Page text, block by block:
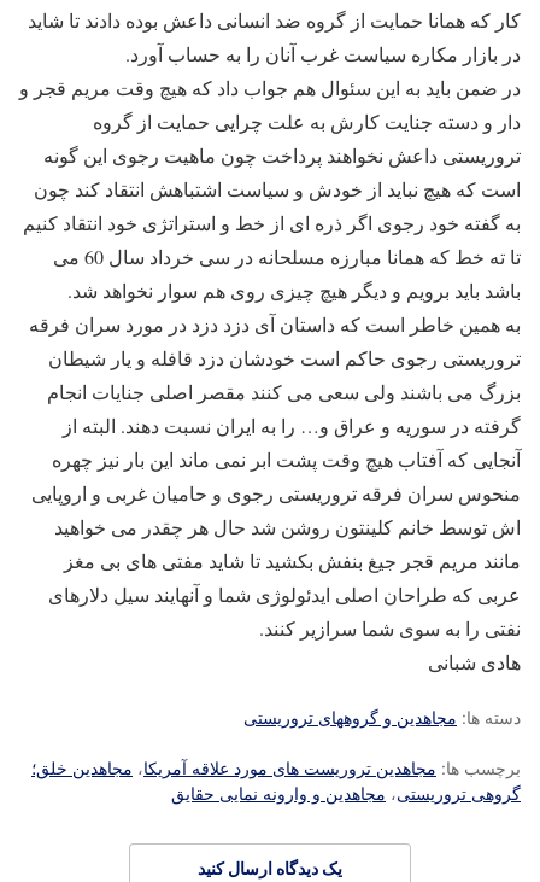
کار که همانا حمایت از گروه ضد انسانی داعش بوده دادند تا شاید
در بازار مکاره سیاست غرب آنان را به حساب آورد.
در ضمن باید به این سئوال هم جواب داد که هیچ وقت مریم قجر و
دار و دسته جنایت کارش به علت چرایی حمایت از گروه
تروریستی داعش نخواهند پرداخت چون ماهیت رجوی این گونه
است که هیچ نباید از خودش و سیاست اشتباهش انتقاد کند چون
به گفته خود رجوی اگر ذره ای از خط و استراتژی خود انتقاد کنیم
تا ته خط که همانا مبارزه مسلحانه در سی خرداد سال 60 می
باشد باید برویم و دیگر هیچ چیزی روی هم سوار نخواهد شد.
به همین خاطر است که داستان آی دزد دزد در مورد سران فرقه
تروریستی رجوی حاکم است خودشان دزد قافله و یار شیطان
بزرگ می باشند ولی سعی می کنند مقصر اصلی جنایات انجام
گرفته در سوریه و عراق و… را به ایران نسبت دهند. البته از
آنجایی که آفتاب هیچ وقت پشت ابر نمی ماند این بار نیز چهره
منحوس سران فرقه تروریستی رجوی و حامیان غربی و اروپایی
اش توسط خانم کلینتون روشن شد حال هر چقدر می خواهید
مانند مریم قجر جیغ بنفش بکشید تا شاید مفتی های بی مغز
عربی که طراحان اصلی ایدئولوژی شما و آنهایند سیل دلارهای
نفتی را به سوی شما سرازیر کنند.
هادی شبانی
دسته ها: مجاهدین و گروههای تروریستی
برچسب ها: مجاهدین تروریست های مورد علاقه آمریکا، مجاهدین خلق؛
گروهی تروریستی، مجاهدین و وارونه نمایی حقایق
یک دیدگاه ارسال کنید